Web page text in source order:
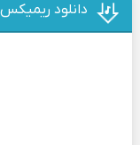
دانلود ریمیکس